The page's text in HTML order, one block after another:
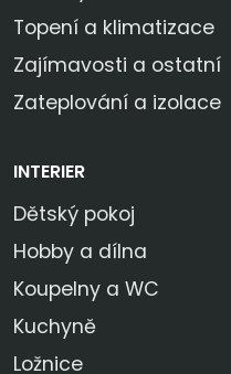
Topení a klimatizace
Zajímavosti a ostatní
Zateplování a izolace
INTERIER
Dětský pokoj
Hobby a dílna
Koupelny a WC
Kuchyně
Ložnice